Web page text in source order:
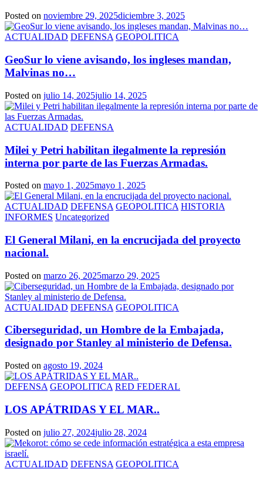
Posted on noviembre 29, 2025diciembre 3, 2025
ACTUALIDAD DEFENSA GEOPOLITICA
GeoSur lo viene avisando, los ingleses mandan,
Malvinas no…
Posted on julio 14, 2025julio 14, 2025
ACTUALIDAD DEFENSA
Milei y Petri habilitan ilegalmente la represión
interna por parte de las Fuerzas Armadas.
Posted on mayo 1, 2025mayo 1, 2025
ACTUALIDAD DEFENSA GEOPOLITICA HISTORIA
INFORMES Uncategorized
El General Milani, en la encrucijada del proyecto
nacional.
Posted on marzo 26, 2025marzo 29, 2025
ACTUALIDAD DEFENSA GEOPOLITICA
Ciberseguridad, un Hombre de la Embajada,
designado por Stanley al ministerio de Defensa.
Posted on agosto 19, 2024
DEFENSA GEOPOLITICA RED FEDERAL
LOS APÁTRIDAS Y EL MAR..
Posted on julio 27, 2024julio 28, 2024
ACTUALIDAD DEFENSA GEOPOLITICA